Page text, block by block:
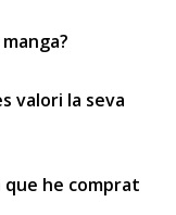
valori la seva
que he comprat